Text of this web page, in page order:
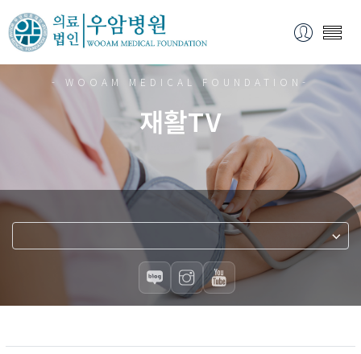
- WOOAM MEDICAL FOUNDATION-
재활TV